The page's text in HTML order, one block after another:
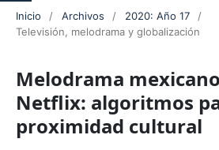
Inicio / Archivos / 2020: Año 17
/
Televisión, melodrama y globalización
Melodrama
Netflix: algoritmos
proximidad cultural